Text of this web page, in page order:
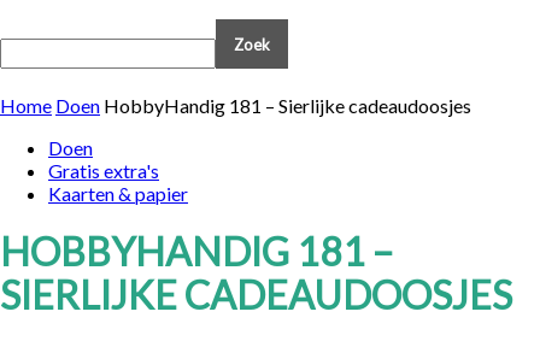
Home Doen HobbyHandig 181 – Sierlijke cadeaudoosjes
Doen
Gratis extra's
Kaarten & papier
HOBBYHANDIG 181 –
SIERLIJKE CADEAUDOOSJES